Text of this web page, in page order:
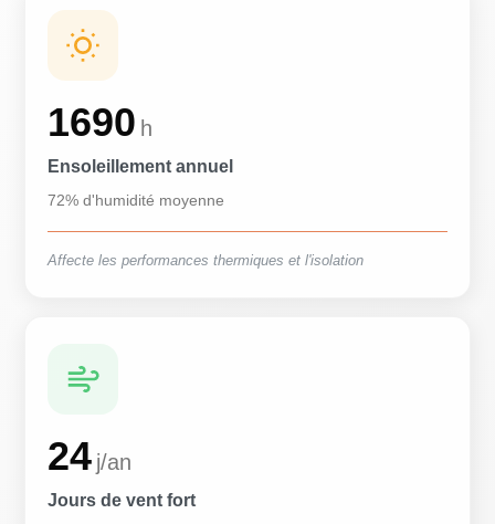
1690 h
Ensoleillement annuel
72% d'humidité moyenne
Affecte les performances thermiques et l'isolation
24 j/an
Jours de vent fort